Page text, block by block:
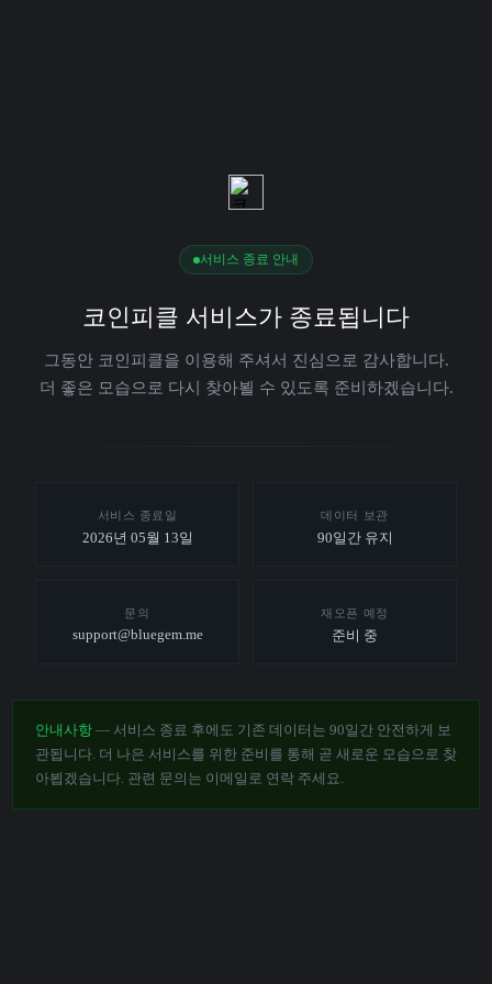
서비스 종료 안내
코인피클 서비스가 종료됩니다
그동안 코인피클을 이용해 주셔서 진심으로 감사합니다.
더 좋은 모습으로 다시 찾아뵐 수 있도록 준비하겠습니다.
서비스 종료일
2026년 05월 13일
데이터 보관
90일간 유지
문의
support@bluegem.me
재오픈 예정
준비 중
안내사항 — 서비스 종료 후에도 기존 데이터는 90일간 안전하게 보
관됩니다. 더 나은 서비스를 위한 준비를 통해 곧 새로운 모습으로 찾
아뵙겠습니다. 관련 문의는 이메일로 연락 주세요.